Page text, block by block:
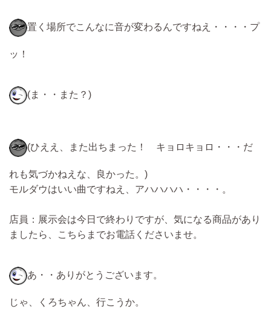
置く場所でこんなに音が変わるんですねえ・・・・プ
ッ！
(ま・・また？)
(ひええ、また出ちまった！ キョロキョロ・・・だ
れも気づかねえな、良かった。)
モルダウはいい曲ですねえ、アハハハハ・・・・。
店員：展示会は今日で終わりですが、気になる商品があり
ましたら、こちらまでお電話くださいませ。
あ・・ありがとうございます。
じゃ、くろちゃん、行こうか。